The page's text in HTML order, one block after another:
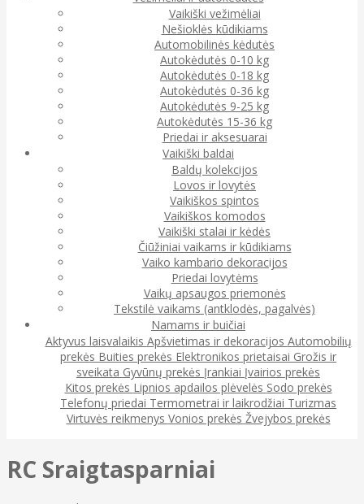
Vaikiški vežimėliai
Nešioklės kūdikiams
Automobilinės kėdutės
Autokėdutės 0-10 kg
Autokėdutės 0-18 kg
Autokėdutės 0-36 kg
Autokėdutės 9-25 kg
Autokėdutės 15-36 kg
Priedai ir aksesuarai
Vaikiški baldai
Baldų kolekcijos
Lovos ir lovytės
Vaikiškos spintos
Vaikiškos komodos
Vaikiški stalai ir kėdės
Čiūžiniai vaikams ir kūdikiams
Vaiko kambario dekoracijos
Priedai lovytėms
Vaikų apsaugos priemonės
Tekstilė vaikams (antklodės, pagalvės)
Namams ir buičiai
Aktyvus laisvalaikis Apšvietimas ir dekoracijos Automobilių
prekės Buities prekės Elektronikos prietaisai Grožis ir
sveikata Gyvūnų prekės Įrankiai Įvairios prekės
Kitos prekės Lipnios apdailos plėvelės Sodo prekės
Telefonų priedai Termometrai ir laikrodžiai Turizmas
Virtuvės reikmenys Vonios prekės Žvejybos prekės
RC Sraigtasparniai